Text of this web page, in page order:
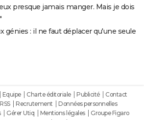
presque jamais manger. Mais je dois
génies : il ne faut déplacer qu'une seule
Equipe Charte éditoriale Publicité
Contact
RSS Recrutement
Données personnelles
Gérer Utiq Mentions légales
Groupe Figaro